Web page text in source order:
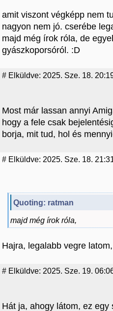
amit viszont végképp nem
nagyon nem jó. cserébe
majd még írok róla, de
gyászkoporsóról. :D
# Elküldve: 2025. Sze. 18.
Most már lassan annyi
hogy a fele csak
borja, mit tud, hol és
# Elküldve: 2025. Sze. 18.
Quoting: ratman
majd még írok róla,
Hajra, legalabb vegre
# Elküldve: 2025. Sze. 19.
Hát ja, ahogy látom, ez